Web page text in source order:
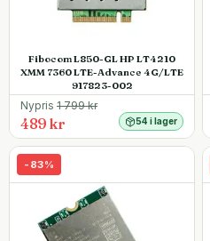
Fibocom L850-GL HP LT4210
XMM 7360 LTE-Advance 4G/LTE
917823-002
Nypris 1 799kr
489 kr 54 i lager
- 83%